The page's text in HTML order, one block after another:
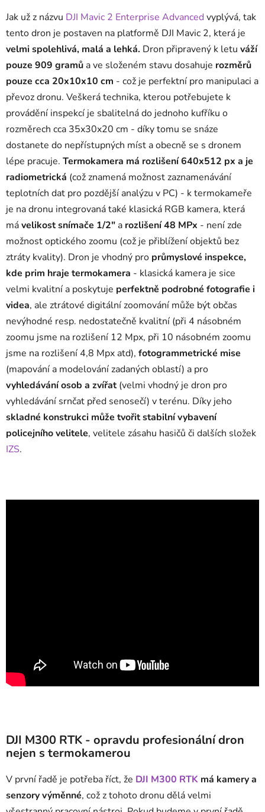
Jak už z názvu DJI Mavic 2 Enterprise Advanced vyplývá, tak
tento dron je postaven na platformě DJI Mavic 2, která je
velmi spolehlivá, malá a lehká. Dron připravený k letu váží
pouze 909 gramů a ve složeném stavu dosahuje rozměrů
pouze cca 20x10x10 cm - což je perfektní pro manipulaci a
převoz dronu. Veškerá technika, kterou potřebujete k
provádění inspekcí je sbalitelná do jednoho kufříku o
rozměrech cca 35x30x20 cm - díky tomu se snáze
dostanete do nepřístupných míst a obecně se s dronem
lépe pracuje. Termokamera má rozlišení 640x512 px a je
radiometrická (což znamená možnost zaznamenávání
teplotních dat pro pozdější analýzu v PC) - k termokameře
je na dronu integrovaná také klasická RGB kamera, která
mávelikost snímače 1/2" a rozlišení 48 MPx - není zde
možnost optického zoomu (což je přiblížení objektů bez
ztráty kvality). Dron je vhodný pro průmyslové inspekce,
kde prim hraje termokamera - klasická kamera je sice
velmi kvalitní a poskytuje perfektně podrobné fotografie i
videa, ale ztrátové digitální zoomování může být občas
nevýhodné resp. nedostatečně kvalitní (při 4 násobném
zoomu jsme na rozlišení 12 Mpx, při 10 násobném zoomu
jsme na rozlišení 4,8 Mpx atd), fotogrammetrické mise
(mapování a modelování zadaných oblastí) a pro
vyhledávání osob a zvířat(velmi vhodný je dron pro
vyhledávání srnčat před senosečí) v terénu. Díky jeho
skladné konstrukci může tvořit stabilní vybavení
policejního velitele, velitele zásahu hasičů či dalších složek
IZS.
DJI M300 RTK - opravdu profesionální dron
nejen s termokamerou
V první řadě je potřeba říct, že DJI M300 RTK má kamery a
senzory výměnné, což z tohoto dronu dělá velmi